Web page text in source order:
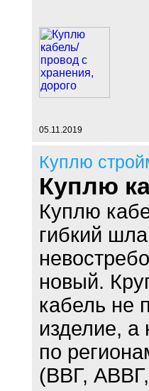
05.11.2019
Куплю
Куплю
Куплю
гибкий
новый.
кабель не
изделие,
по
(ВВГ,